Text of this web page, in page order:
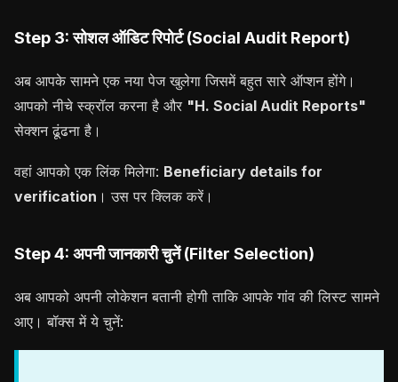
Step 3: सोशल ऑडिट रिपोर्ट (Social Audit Report)
अब आपके सामने एक नया पेज खुलेगा जिसमें बहुत सारे ऑप्शन होंगे।
आपको नीचे स्क्रॉल करना है और "H. Social Audit Reports"
सेक्शन ढूंढना है।
वहां आपको एक लिंक मिलेगा: Beneficiary details for
verification । उस पर क्लिक करें।
Step 4: अपनी जानकारी चुनें (Filter Selection)
अब आपको अपनी लोकेशन बतानी होगी ताकि आपके गांव की लिस्ट सामने
आए। बॉक्स में ये चुनें: